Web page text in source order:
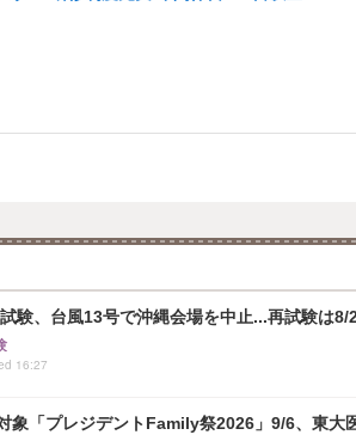
験、台風13号で沖縄会場を中止...再試験は8/
16:27
象「プレジデントFamily祭2026」9/6、東大